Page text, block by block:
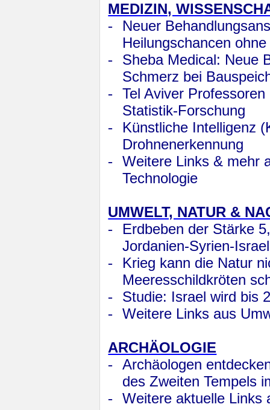
MEDIZIN,
-
Neuer
Heilungschancen
-
Sheba Medical: Neue
Schmerz bei
-
Tel Aviver
Statistik-Forschung
-
Künstliche Intelligenz
Drohnenerkennung
-
Weitere Links & mehr
Technologie
UMWELT, NATUR &
-
Erdbeben der Stärke
Jordanien-Syrien-Israel
-
Krieg kann die Natur
Meeresschildkröten
-
Studie: Israel wird bis
-
Weitere Links aus
ARCHÄOLOGIE
-
Archäologen
des Zweiten Tempels
-
Weitere aktuelle Links